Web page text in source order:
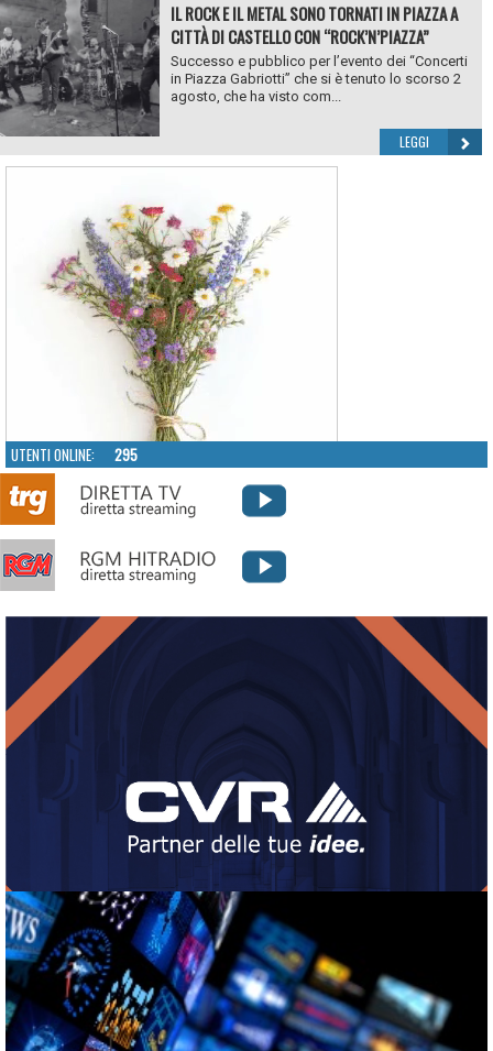
IL ROCK E IL METAL SONO TORNATI IN PIAZZA A
CITTÀ DI CASTELLO CON “ROCK’N’PIAZZA”
Successo e pubblico per l’evento dei “Concerti
in Piazza Gabriotti” che si è tenuto lo scorso 2
agosto, che ha visto com...
LEGGI
UTENTI ONLINE: 295